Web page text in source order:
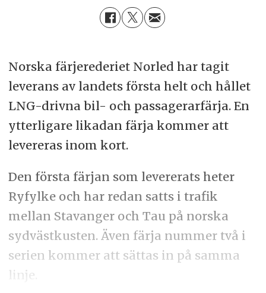
Norska färjerederiet Norled har tagit
leverans av landets första helt och hållet
LNG-drivna bil- och passagerarfärja. En
ytterligare likadan färja kommer att
levereras inom kort.
Den första färjan som levererats heter
Ryfylke och har redan satts i trafik
mellan Stavanger och Tau på norska
sydvästkusten. Även färja nummer två i
serien kommer att sättas in på samma
linje.